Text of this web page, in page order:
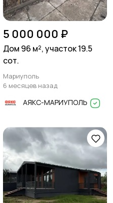
5 000 000 ₽
Дом 96 м², участок 19.5
сот.
Мариуполь
6 месяцев назад
АЯКС-МАРИУПОЛЬ